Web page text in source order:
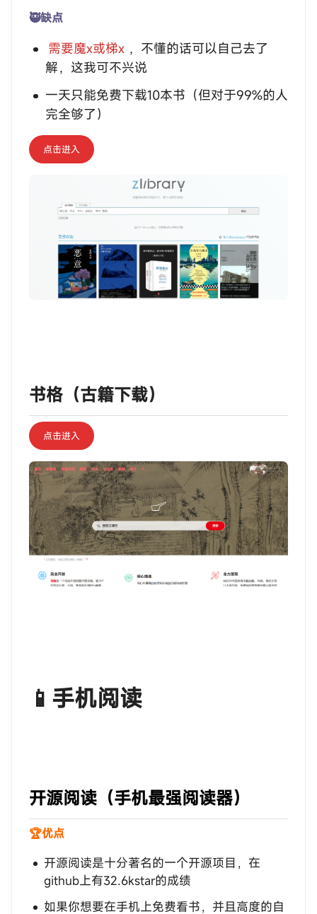
🥷缺点
需要魔x或梯x ，不懂的话可以自己去了
解，这我可不兴说
一天只能免费下载10本书（但对于99%的人
完全够了）
点击进入
‎‎‎‎‎‎‎ㅤ书格（古籍下载）
点击进入
📱手机阅读
‎‎‎‎‎‎‎ㅤ开源阅读（手机最强阅读器）
🏆优点
开源阅读是十分著名的一个开源项目，在
github上有32.6kstar的成绩
如果你想要在手机上免费看书，并且高度的自